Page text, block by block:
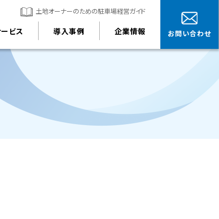
土地オーナーのための駐車場経営ガイド
ビス 導入事例 企業情報 お問い合わせ